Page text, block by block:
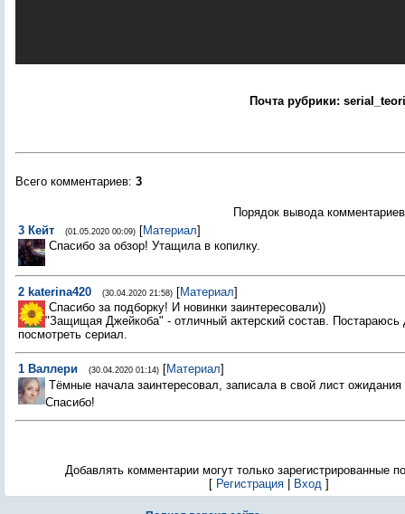
Почта рубрики:
Всего комментариев: 3
Порядок вывода
3 Кейт (01.05.2020 00:09) [Материал]
Спасибо за обзор! Утащила в копилку.
2 katerina420 (30.04.2020 21:58) [Материал]
Спасибо за подборку! И новинки заинтересовали))
"Защищая Джейкоба" - отличный актерский состав. Постараюсь
посмотреть сериал.
1 Валлери (30.04.2020 01:14) [Материал]
Тёмные начала заинтересовал, записала в свой лист ожидания
Спасибо!
Добавлять комментарии могут только зарегистрированные
[ Регистрация| Вход]